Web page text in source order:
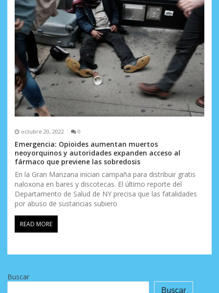
octubre 20, 2022 0
Emergencia: Opioides aumentan muertos
neoyorquinos y autoridades expanden acceso al
fármaco que previene las sobredosis
En la Gran Manzana inician campaña para distribuir gratis
naloxona en bares y discotecas. El último reporte del
Departamento de Salud de NY precisa que las fatalidades
por abuso de sustancias subiero
READ MORE
Buscar
Buscar